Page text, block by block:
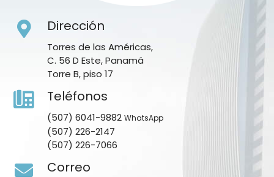
Dirección
Torres de las Américas,
C. 56 D Este, Panamá
Torre B, piso 17
Teléfonos
(507) 6041-9882 WhatsApp
(507) 226-2147
(507) 226-7066
Correo